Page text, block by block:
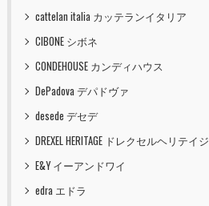
cattelan italia カッテランイタリア
CIBONE シボネ
CONDEHOUSE カンディハウス
DePadova デパドヴァ
desede デセデ
DREXEL HERITAGE ドレクセルヘリテイジ
E&Y イーアンドワイ
edra エドラ